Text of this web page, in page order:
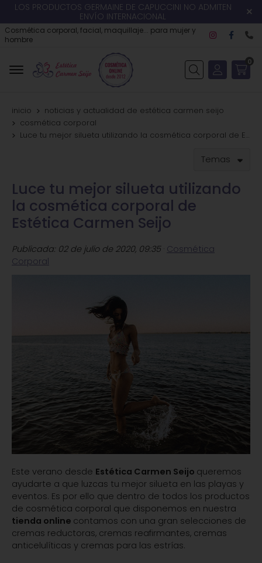
LOS PRODUCTOS GERMAINE DE CAPUCCINI NO ADMITEN
ENVÍO INTERNACIONAL
Cosmética corporal, facial, maquillaje... para mujer y
hombre
Buscar
0
inicio
noticias y actualidad de estética carmen seijo
cosmética corporal
Luce tu mejor silueta utilizando la cosmética corporal de Estética Carmen Seijo
Temas
Luce tu mejor silueta utilizando
la cosmética corporal de
Estética Carmen Seijo
Publicada: 02 de julio de 2020, 09:35 · Cosmética
Corporal
Este verano desde Estética Carmen Seijo queremos
ayudarte a que luzcas tu mejor silueta en las playas y
eventos. Es por ello que dentro de todos los productos
de cosmética corporal que disponemos en nuestra
tienda online contamos con una gran selecciones de
cremas reductoras, cremas reafirmantes, cremas
anticelulíticas y cremas para las estrías.